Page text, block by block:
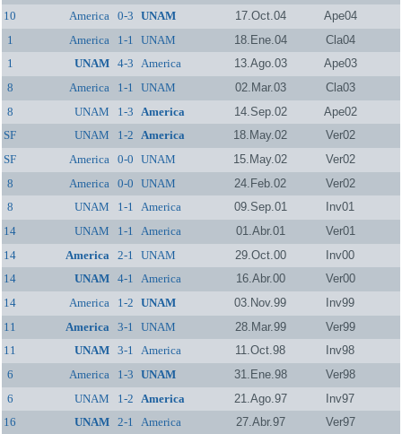
10
America 0-3 UNAM 17.Oct.04
Ape04
1
America 1-1 UNAM 18.Ene.04
Cla04
1
UNAM 4-3 America 13.Ago.03
Ape03
8
America 1-1 UNAM 02.Mar.03
Cla03
8
UNAM 1-3 America 14.Sep.02
Ape02
SF
UNAM 1-2 America 18.May.02
Ver02
SF
America 0-0 UNAM 15.May.02
Ver02
8
America 0-0 UNAM 24.Feb.02
Ver02
8
UNAM 1-1 America 09.Sep.01
Inv01
14
UNAM 1-1 America 01.Abr.01
Ver01
14
America 2-1 UNAM 29.Oct.00
Inv00
14
UNAM 4-1 America 16.Abr.00
Ver00
14
America 1-2 UNAM 03.Nov.99
Inv99
11
America 3-1 UNAM 28.Mar.99
Ver99
11
UNAM 3-1 America 11.Oct.98
Inv98
6
America 1-3 UNAM 31.Ene.98
Ver98
6
UNAM 1-2 America 21.Ago.97
Inv97
16
UNAM 2-1 America 27.Abr.97
Ver97